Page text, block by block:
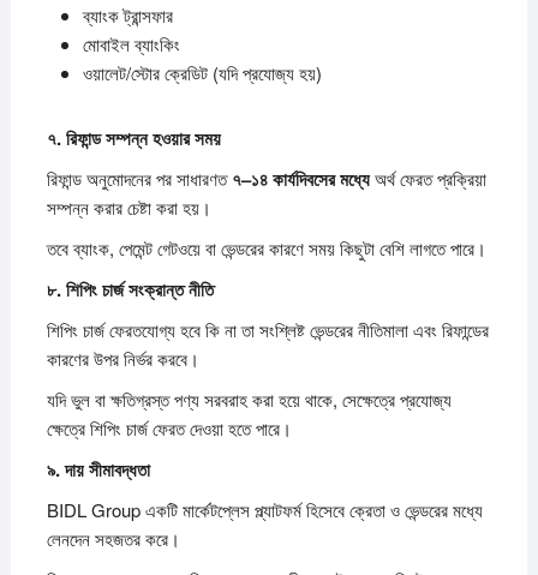
ব্যাংক ট্রান্সফার
মোবাইল ব্যাংকিং
ওয়ালেট/স্টোর ক্রেডিট (যদি প্রযোজ্য হয়)
৭.রিফান্ডসম্পন্নহওয়ারসময়
রিফান্ড অনুমোদনের পর সাধারণত৭–১৪কার্যদিবসেরমধ্যেঅর্থ ফেরত প্রক্রিয়া
সম্পন্ন করার চেষ্টা করা হয়।
তবে ব্যাংক, পেমেন্ট গেটওয়ে বা ভেন্ডরের কারণে সময় কিছুটা বেশি লাগতে পারে।
৮.শিপিংচার্জসংক্রান্তনীতি
শিপিং চার্জ ফেরতযোগ্য হবে কি না তা সংশ্লিষ্ট ভেন্ডরের নীতিমালা এবং রিফান্ডের
কারণের উপর নির্ভর করবে।
যদি ভুল বা ক্ষতিগ্রস্ত পণ্য সরবরাহ করা হয়ে থাকে, সেক্ষেত্রে প্রযোজ্য
ক্ষেত্রে শিপিং চার্জ ফেরত দেওয়া হতে পারে।
৯.দায়সীমাবদ্ধতা
BIDL Group একটি মার্কেটপ্লেস প্ল্যাটফর্ম হিসেবে ক্রেতা ও ভেন্ডরের মধ্যে
লেনদেন সহজতর করে।